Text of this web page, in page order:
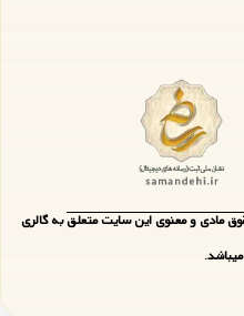
مادی و معنوی این سایت متعلق به گالری